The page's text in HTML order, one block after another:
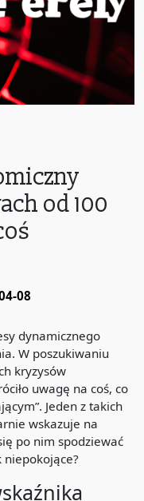
od 100
08
dynamicznego
W poszukiwaniu
kryzysów
uwagę na coś, co
Jeden z takich
wskazuje na
po nim spodziewać
niepokojące?